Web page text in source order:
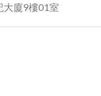
大廈9樓01室